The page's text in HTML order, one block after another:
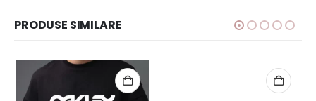
PRODUSE SIMILARE